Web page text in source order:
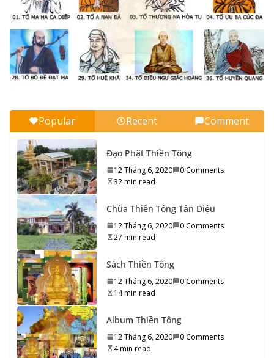
16 Tháng 9, 2020 0 Comments 8 min read
Có Tổ Quốc phải lo cho Tổ Quốc…
16 Tháng 9, 2020 0 Comments 7 min read
Tu Thiền Tông gan là vậy…
16 Tháng 9, 2020 0 Comments 8 min read
Ham muốn trở về Phật Giới
16 Tháng 9, 2020 0 Comments 5 min read
Phổ biến Thiền Tông
15 Tháng 9, 2020 0 Comments 5 min read
Giúp Người Già tạo Công đức
15 Tháng 9, 2020
84.000 Pháp môn Đạo Phật
Popular Recent Comment
Đạo Phật Thiền Tông
12 Tháng 6, 2020
0 Comments
32 min read
Chùa Thiền Tông Tân Diệu
12 Tháng 6, 2020
0 Comments
27 min read
Sách Thiền Tông
12 Tháng 6, 2020
0 Comments
14 min read
Album Thiền Tông
12 Tháng 6, 2020
0 Comments
4 min read